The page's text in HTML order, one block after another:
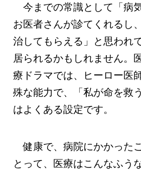
今までの常識として「病
お医者さんが診てくれるし
治してもらえる」と思われ
居られるかもしれません。
療ドラマでは、ヒーロー医
殊な能力で、「私が命を救
はよくある設定です。
健康で、病院にかかった
とって、医療はこんなふう